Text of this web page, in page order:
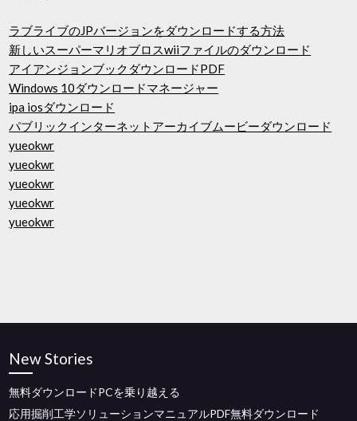
ラブライブのJPバージョンをダウンロードする方法
新しいスーパーマリオブロスwiiファイルのダウンロード
アイアンジョンブックダウンロードPDF
Windows 10ダウンロードマネージャー
ipa iosダウンロード
パブリックインターネットアーカイブムービーダウンロード
yueokwr
yueokwr
yueokwr
yueokwr
yueokwr
New Stories
無料ダウンロードPCを乗り越える
応用掘削工学ソリューションマニュアルPDF無料ダウンロード